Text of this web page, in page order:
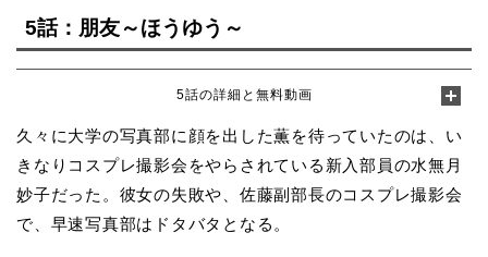
5話：朋友～ほうゆう～
5話の詳細と無料動画
久々に大学の写真部に顔を出した薫を待っていたのは、い
きなりコスプレ撮影会をやらされている新入部員の水無月
妙子だった。彼女の失敗や、佐藤副部長のコスプレ撮影会
で、早速写真部はドタバタとなる。